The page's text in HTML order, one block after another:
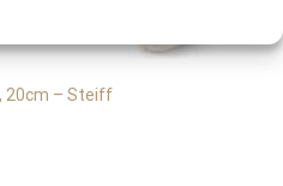
20cm – Steiff